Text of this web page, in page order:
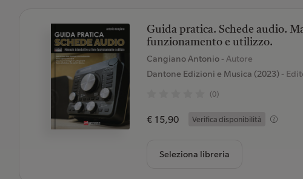
Guida pratica. Schede audio.
funzionamento e utilizzo.
Cangiano Antonio - Autore
Dantone Edizioni e Musica (2023)-
(0)
€ 15,90 Verifica disponibilità
Seleziona libreria